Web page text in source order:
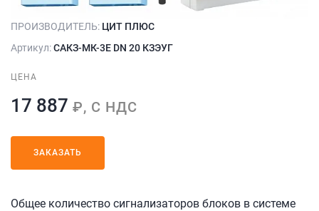
ПРОИЗВОДИТЕЛЬ: ЦИТ ПЛЮС
Артикул:САКЗ-МК-3Е DN 20 КЗЭУГ
ЦЕНА
17 887 ₽, С НДС
ЗАКАЗАТЬ
Общее количество сигнализаторов блоков в системе